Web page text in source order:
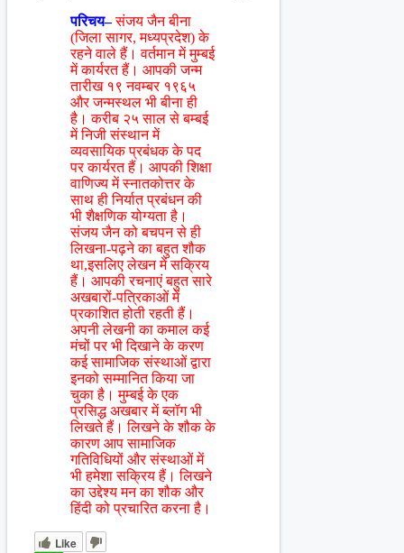
परिचय– संजय जैन बीना
(जिला सागर, मध्यप्रदेश) के
रहने वाले हैं। वर्तमान में मुम्बई
में कार्यरत हैं। आपकी जन्म
तारीख १९ नवम्बर १९६५
और जन्मस्थल भी बीना ही
है। करीब २५ साल से बम्बई
में निजी संस्थान में
व्यवसायिक प्रबंधक के पद
पर कार्यरत हैं। आपकी शिक्षा
वाणिज्य में स्नातकोत्तर के
साथ ही निर्यात प्रबंधन की
भी शैक्षणिक योग्यता है।
संजय जैन को बचपन से ही
लिखना-पढ़ने का बहुत शौक
था,इसलिए लेखन में सक्रिय
हैं। आपकी रचनाएं बहुत सारे
अखबारों-पत्रिकाओं में
प्रकाशित होती रहती हैं।
अपनी लेखनी का कमाल कई
मंचों पर भी दिखाने के करण
कई सामाजिक संस्थाओं द्वारा
इनको सम्मानित किया जा
चुका है। मुम्बई के एक
प्रसिद्ध अखबार में ब्लॉग भी
लिखते हैं। लिखने के शौक के
कारण आप सामाजिक
गतिविधियों और संस्थाओं में
भी हमेशा सक्रिय हैं। लिखने
का उद्देश्य मन का शौक और
हिंदी को प्रचारित करना है।
Like